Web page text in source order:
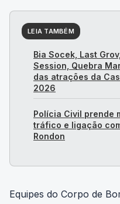
LEIA TAMBÉM
Bia Socek, Last
Session, Quebra
das atrações da
2026
Polícia Civil prende
tráfico e ligação
Rondon
Equipes do Corpo de